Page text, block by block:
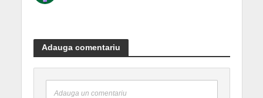
Adauga comentariu
Adauga un comentariu